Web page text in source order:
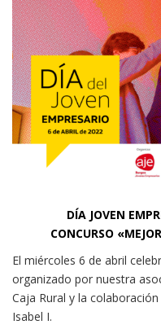
DÍA JOVEN
CONCURSO
El miércoles 6 de abril
organizado por nuestra
Caja Rural y la
Isabel I.